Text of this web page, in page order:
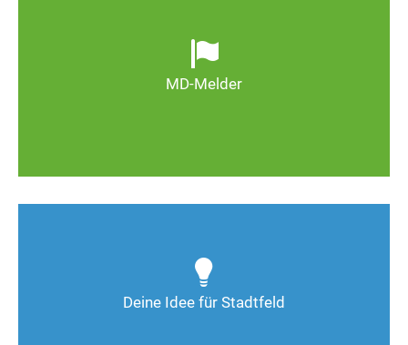
MD-Melder
wild entsorgter Müll. Melden Sie Mängel, damit
Magdeburg schöner und lebenswerter wird.
Deine Idee für Stadtfeld
Deine Ideen sind gefragt!